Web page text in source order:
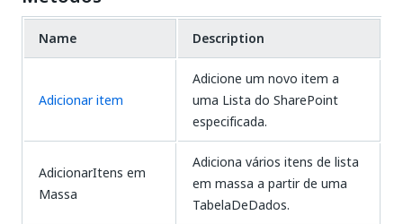
Name Description
Adicionar item
Adicione um novo item a
uma Lista do SharePoint
especificada.
AdicionarItens em
Massa
Adiciona vários itens de lista
em massa a partir de uma
TabelaDeDados.